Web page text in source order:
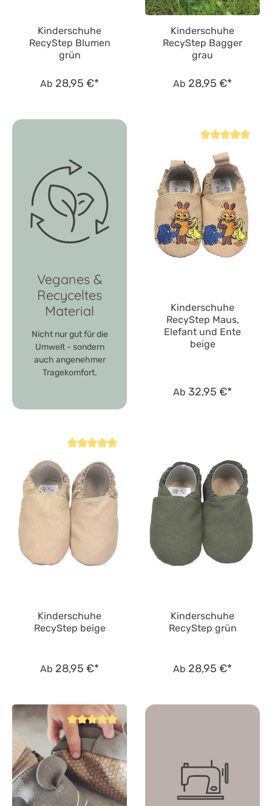
Veganes &
Recyceltes
Material
Nicht nur gut für die
Umwelt - sondern
auch angenehmer
Tragekomfort.
Kinderschuhe
RecyStep Blumen
grün
Ab 28,95 €*
Kinderschuhe
RecyStep Bagger
grau
Ab 28,95 €*
Kinderschuhe
RecyStep Maus,
Elefant und Ente
beige
Ab 32,95 €*
Kinderschuhe
RecyStep beige
Ab 28,95 €*
Kinderschuhe
RecyStep grün
Ab 28,95 €*
Durchschnittliche Bewertung von 4.8 von 5 Sternen